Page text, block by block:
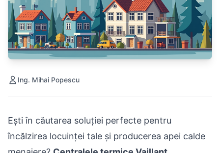
Ing. Mihai Popescu
Ești în căutarea soluției perfecte pentru
încălzirea locuinței tale și producerea apei calde